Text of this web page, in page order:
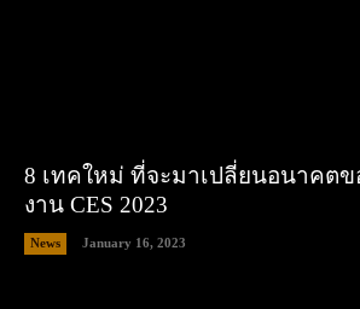
8 เทคใหม่ ที่จะมาเปลี่ยนอนาคตข
งาน CES 2023
News January 16, 2023